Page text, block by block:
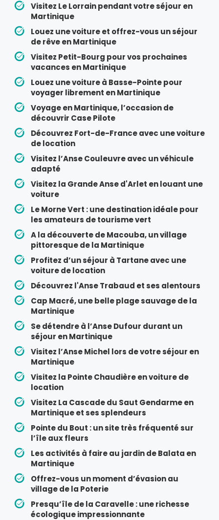
Visitez Le Lorrain pendant votre séjour en
Martinique
Louez une voiture et offrez-vous un séjour
de rêve en Martinique
Visitez Petit-Bourg pour vos prochaines
vacances en Martinique
Louez une voiture à Basse-Pointe pour
voyager librement en Martinique
Voyage en Martinique, l’occasion de
découvrir Case Pilote
Découvrez Fort-de-France avec une voiture
de location
Visitez l’Anse Couleuvre avec un véhicule
adapté
Visitez la Grande Anse d'Arlet en louant une
voiture
Le Morne Vert : une destination idéale pour
les amateurs de tourisme vert
A la découverte de Macouba, un village
pittoresque de la Martinique
Profitez d’un séjour à Tartane avec une
voiture de location
Découvrez l'Anse Trabaud et ses alentours
Cap Macré, une belle plage sauvage de la
Martinique
Se détendre à l’Anse Dufour durant un
séjour en Martinique
Visitez l’Anse Michel lors de votre séjour en
Martinique
Visitez la Pointe Chaudière en voiture de
location
Visitez La Cascade du Saut Gendarme en
Martinique et ses splendeurs
Pointe du Bout : un site très fréquenté sur
l’île aux fleurs
Les activités à faire au jardin de Balata en
Martinique
Offrez-vous un moment d’évasion au
village de la Poterie
Presqu’île de la Caravelle : une richesse
écologique impressionnante